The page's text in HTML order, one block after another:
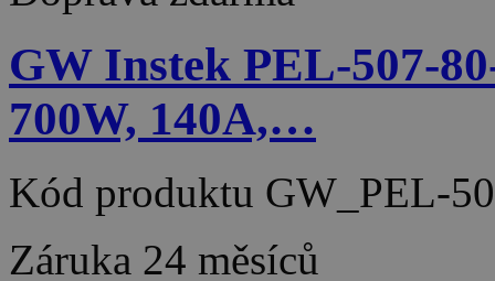
GW Instek PEL-507-
700W, 140A,…
Kód produktu GW_PEL-
Záruka 24 měsíců